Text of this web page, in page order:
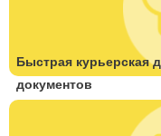
Быстрая курьерская
документов